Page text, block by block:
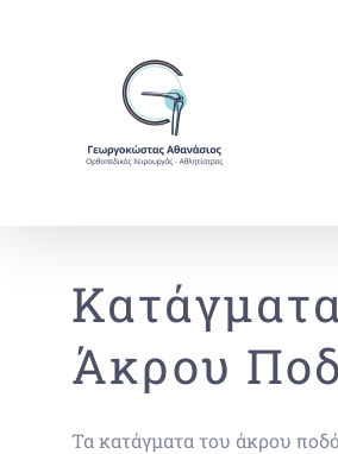
Άκρου
Τα κατάγματα του άκρου